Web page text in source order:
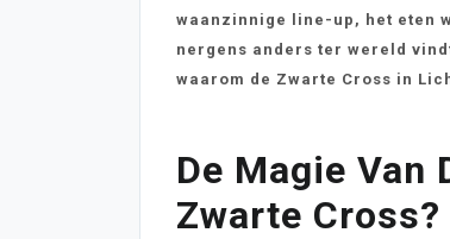
waanzinnige line-up, het eten
nergens anders ter wereld
waarom de Zwarte Cross in
De Magie Van
Zwarte Cross?